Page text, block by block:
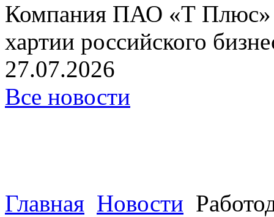
Компания ПАО «Т Плюс»
хартии российского
27.07.2026
Все новости
Главная Новости